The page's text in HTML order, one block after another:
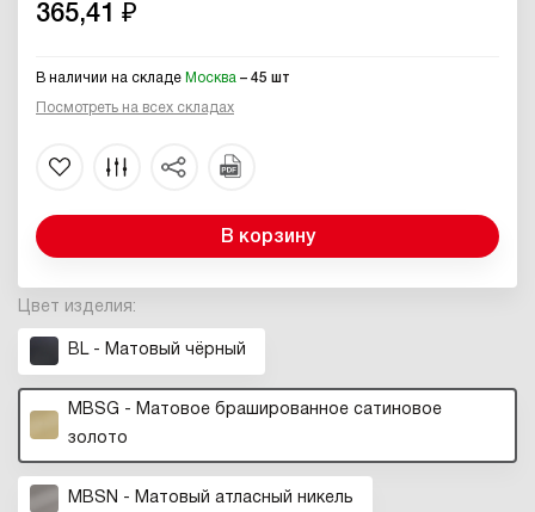
Цвет изделия:
BL - Матовый чёрный
MBSG - Матовое брашированное сатиновое
золото
MBSN - Матовый атласный никель
365,41 ₽
В наличии на складе Москва – 45 шт
Посмотреть на всех складах
В корзину